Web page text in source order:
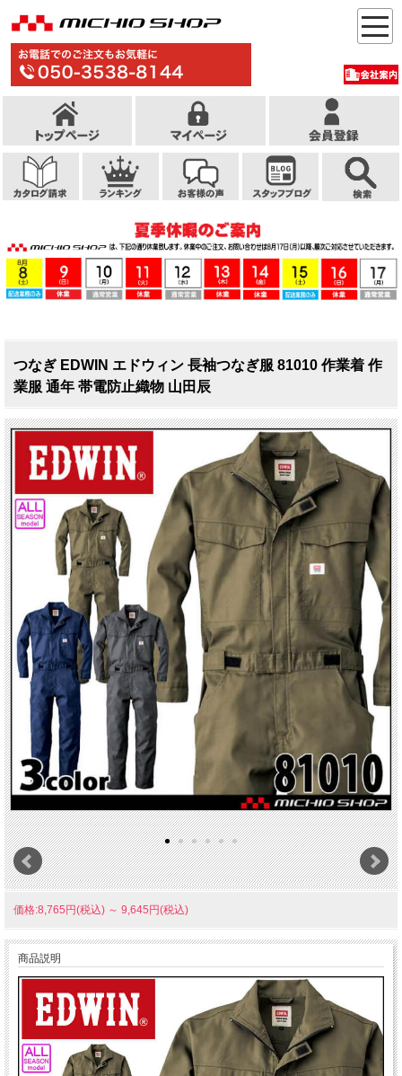
つなぎ EDWIN エドウィン 長袖つなぎ服 81010 作業着 作
業服 通年 帯電防止織物 山田辰
価格:8,765円(税込) ～ 9,645円(税込)
商品説明